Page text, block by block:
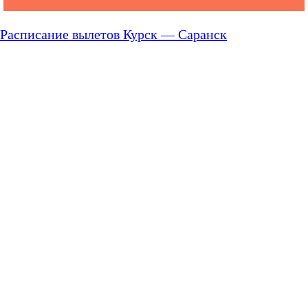
Расписание вылетов Курск — Саранск